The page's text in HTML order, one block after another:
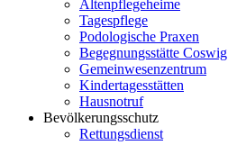
Altenpflegeheime
Tagespflege
Podologische Praxen
Begegnungsstätte Coswig
Gemeinwesenzentrum
Kindertagesstätten
Hausnotruf
Bevölkerungsschutz
Rettungsdienst